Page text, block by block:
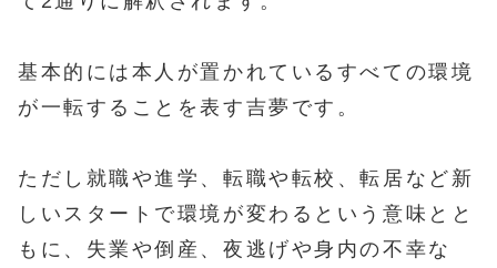
基本的には本人が置かれているすべての環境
が一転することを表す吉夢です。
ただし就職や進学、転職や転校、転居など新
しいスタートで環境が変わるという意味とと
もに、失業や倒産、夜逃げや身内の不幸な